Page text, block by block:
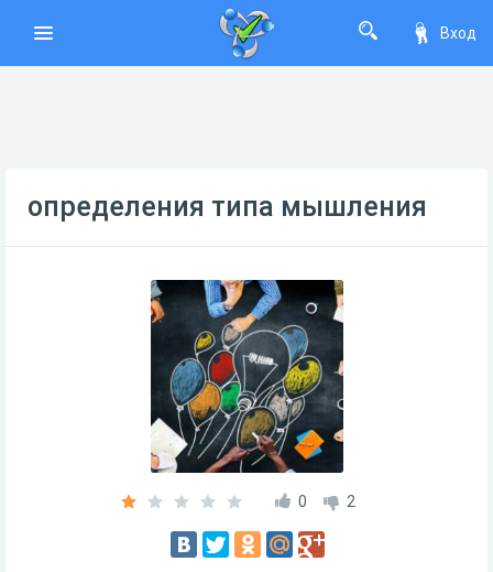
Вход
определения типа мышления
0 2